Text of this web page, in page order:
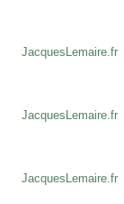
JacquesLemaire.fr
JacquesLemaire.fr
JacquesLemaire.fr